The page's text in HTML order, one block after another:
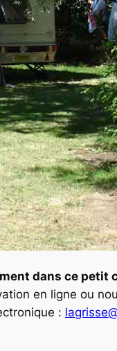
dans ce petit
en ligne ou
: